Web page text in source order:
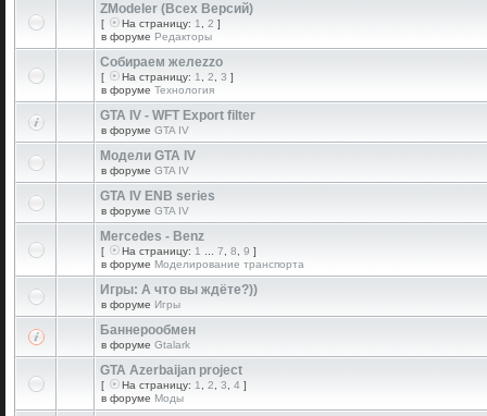
ZModeler (Всех Версий)
[ На страницу: 1 2 ]
в форуме Редакторы
Собираем желеzzо
[ На страницу: 1 2 3 ]
в форуме Технология
GTA IV - WFT Export filter
в форуме GTA IV
Модели GTA IV
в форуме GTA IV
GTA IV ENB series
в форуме GTA IV
Mercedes - Benz
[ На страницу: 1 7 8 9 ]
в форуме Моделирование транспорта
Игры: А что вы ждёте?))
в форуме Игры
Баннерообмен
в форуме Gtalark
GTA Azerbaijan project
[ На страницу: 1 2 3 4 ]
в форуме Моды